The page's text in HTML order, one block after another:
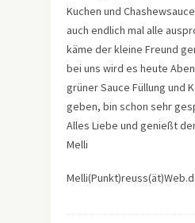
Kuchen und
auch endlich mal alle
käme der kleine Freund
bei uns wird es heute
grüner Sauce Füllung und
geben, bin schon sehr
Alles Liebe und genießt
Melli